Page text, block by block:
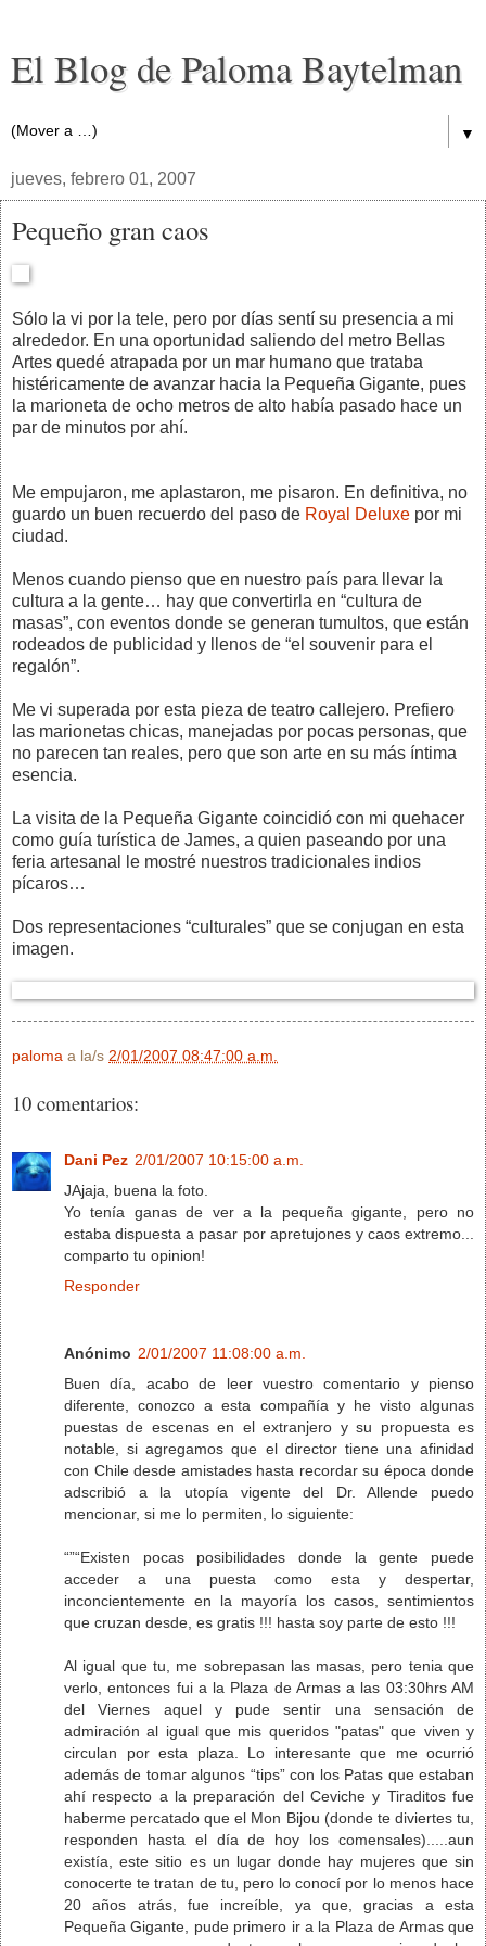
El Blog de Paloma Baytelman
▼
jueves, febrero 01, 2007
Pequeño gran caos
Sólo la vi por la tele, pero por días sentí su presencia a mi
alrededor. En una oportunidad saliendo del metro Bellas
Artes quedé atrapada por un mar humano que trataba
histéricamente de avanzar hacia la Pequeña Gigante, pues
la marioneta de ocho metros de alto había pasado hace un
par de minutos por ahí.
Me empujaron, me aplastaron, me pisaron. En definitiva, no
guardo un buen recuerdo del paso de Royal Deluxe por mi
ciudad.
Menos cuando pienso que en nuestro país para llevar la
cultura a la gente… hay que convertirla en “cultura de
masas”, con eventos donde se generan tumultos, que están
rodeados de publicidad y llenos de “el souvenir para el
regalón”.
Me vi superada por esta pieza de teatro callejero. Prefiero
las marionetas chicas, manejadas por pocas personas, que
no parecen tan reales, pero que son arte en su más íntima
esencia.
La visita de la Pequeña Gigante coincidió con mi quehacer
como guía turística de James, a quien paseando por una
feria artesanal le mostré nuestros tradicionales indios
pícaros…
Dos representaciones “culturales” que se conjugan en esta
imagen.
paloma a la/s 2/01/2007 08:47:00 a.m.
10 comentarios:
Dani Pez 2/01/2007 10:15:00 a.m.
JAjaja, buena la foto.
Yo tenía ganas de ver a la pequeña gigante, pero no
estaba dispuesta a pasar por apretujones y caos extremo...
comparto tu opinion!
Responder
Anónimo 2/01/2007 11:08:00 a.m.
Buen día, acabo de leer vuestro comentario y pienso
diferente, conozco a esta compañía y he visto algunas
puestas de escenas en el extranjero y su propuesta es
notable, si agregamos que el director tiene una afinidad
con Chile desde amistades hasta recordar su época donde
adscribió a la utopía vigente del Dr. Allende puedo
mencionar, si me lo permiten, lo siguiente:
“”“Existen pocas posibilidades donde la gente puede
acceder a una puesta como esta y despertar,
inconcientemente en la mayoría los casos, sentimientos
que cruzan desde, es gratis !!! hasta soy parte de esto !!!
Al igual que tu, me sobrepasan las masas, pero tenia que
verlo, entonces fui a la Plaza de Armas a las 03:30hrs AM
del Viernes aquel y pude sentir una sensación de
admiración al igual que mis queridos "patas" que viven y
circulan por esta plaza. Lo interesante que me ocurrió
además de tomar algunos “tips” con los Patas que estaban
ahí respecto a la preparación del Ceviche y Tiraditos fue
haberme percatado que el Mon Bijou (donde te diviertes tu,
responden hasta el día de hoy los comensales).....aun
existía, este sitio es un lugar donde hay mujeres que sin
conocerte te tratan de tu, pero lo conocí por lo menos hace
20 años atrás, fue increíble, ya que, gracias a esta
Pequeña Gigante, pude primero ir a la Plaza de Armas que